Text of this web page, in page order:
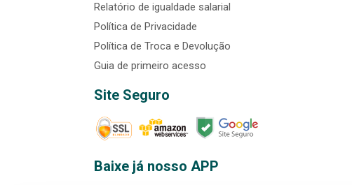
Relatório de igualdade salarial
Política de Privacidade
Política de Troca e Devolução
Guia de primeiro acesso
Site Seguro
Baixe já nosso APP